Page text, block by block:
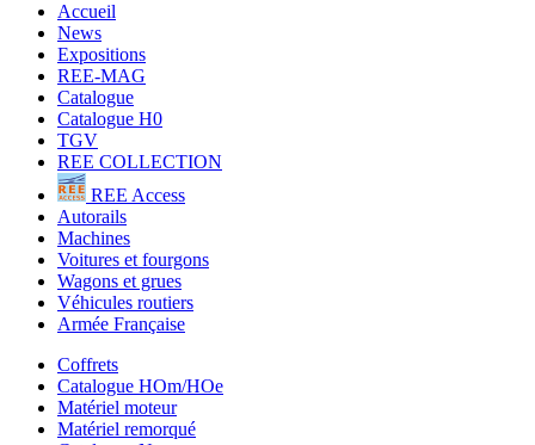
Accueil
News
Expositions
REE-MAG
Catalogue
Catalogue H0
TGV
REE COLLECTION
REE Access
Autorails
Machines
Voitures et fourgons
Wagons et grues
Véhicules routiers
Armée Française
Coffrets
Catalogue HOm/HOe
Matériel moteur
Matériel remorqué